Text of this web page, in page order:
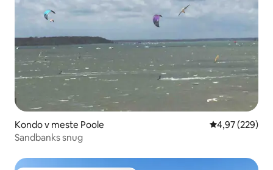
Kondo v meste Poole Priemerné
4,97 (229)
Sandbanks snug